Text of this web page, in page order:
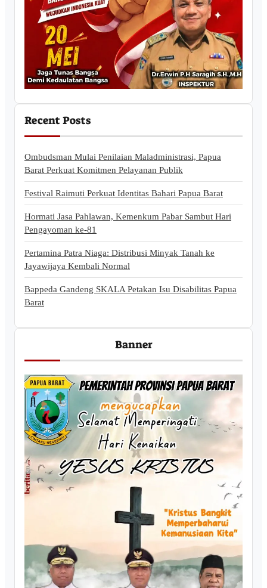
Recent Posts
Ombudsman Mulai Penilaian Maladministrasi, Papua
Barat Perkuat Komitmen Pelayanan Publik
Festival Raimuti Perkuat Identitas Bahari Papua Barat
Hormati Jasa Pahlawan, Kemenkum Pabar Sambut Hari
Pengayoman ke-81
Pertamina Patra Niaga: Distribusi Minyak Tanah ke
Jayawijaya Kembali Normal
Bappeda Gandeng SKALA Petakan Isu Disabilitas Papua
Barat
Banner